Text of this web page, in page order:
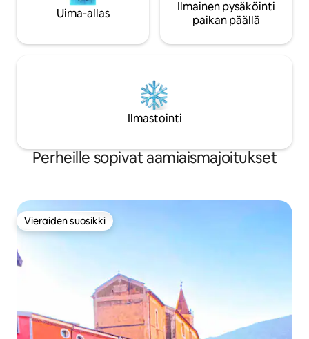
maalliset oliivitarhat. Huoneisto on vain
muutaman minuutin päässä, autolla,
keskustassa ja kaunis vanha kaupunki!
Uima-allas
Ilmainen pysäköinti
paikan päällä
Ilmastointi
Perheille sopivat aamiaismajoitukset
Vieraiden suosikki
Vieraiden suosikki